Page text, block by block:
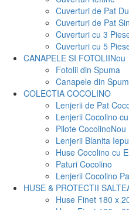
Cuverturi de Pat
Cuverturi de Pat
Cuverturi cu 3
Cuverturi cu 5
CANAPELE SI FOTOLIINou
Fotolii din Spuma
Canapele din
COLECTIA COCOLINO
Lenjerii de Pat
Lenjerii Cocolino
Pilote CocolinoNou
Lenjerii Blanita
Huse Cocolino cu
Paturi Cocolino
Lenjerii Cocolino
HUSE & PROTECTII
Huse Finet 180 x